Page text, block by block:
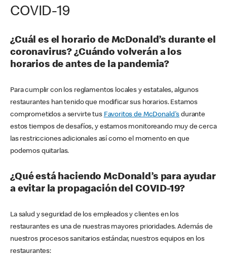
COVID-19
¿Cuál es el horario de McDonald’s durante el
coronavirus? ¿Cuándo volverán a los
horarios de antes de la pandemia?
Para cumplir con los reglamentos locales y estatales, algunos
restaurantes han tenido que modificar sus horarios. Estamos
comprometidos a servirte tus Favoritos de McDonald's durante
estos tiempos de desafíos, y estamos monitoreando muy de cerca
las restricciones adicionales así como el momento en que
podemos quitarlas.
¿Qué está haciendo McDonald’s para ayudar
a evitar la propagación del COVID-19?
La salud y seguridad de los empleados y clientes en los
restaurantes es una de nuestras mayores prioridades. Además de
nuestros procesos sanitarios estándar, nuestros equipos en los
restaurantes: